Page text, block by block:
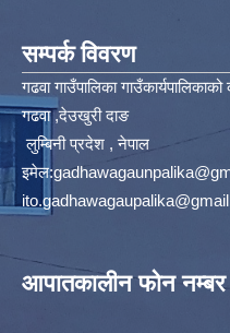
सम्पर्क विवरण
गढवा गाउँपालिका गाउँकार्यपालिकाको
गढवा ,देउखुरी दाङ
लुम्बिनी प्रदेश , नेपाल
इमेल:
आपातकालीन फोन नम्बर